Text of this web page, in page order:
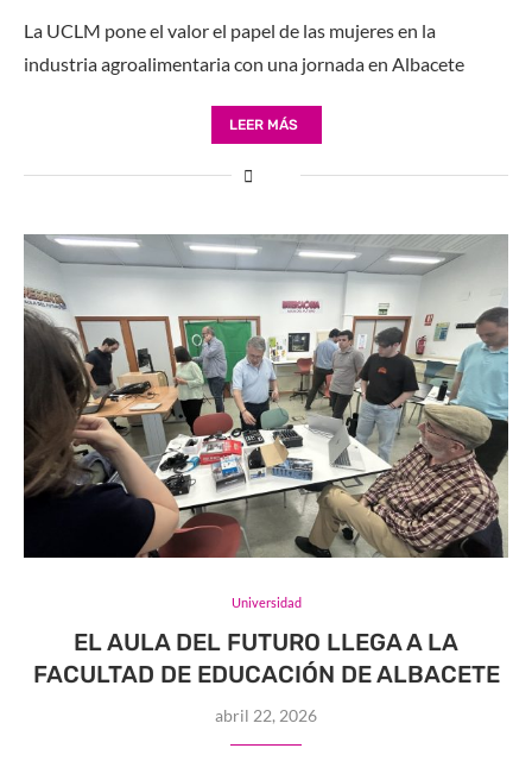
La UCLM pone el valor el papel de las mujeres en la
industria agroalimentaria con una jornada en Albacete
LEER MÁS
Universidad
EL AULA DEL FUTURO LLEGA A LA
FACULTAD DE EDUCACIÓN DE ALBACETE
abril 22, 2026